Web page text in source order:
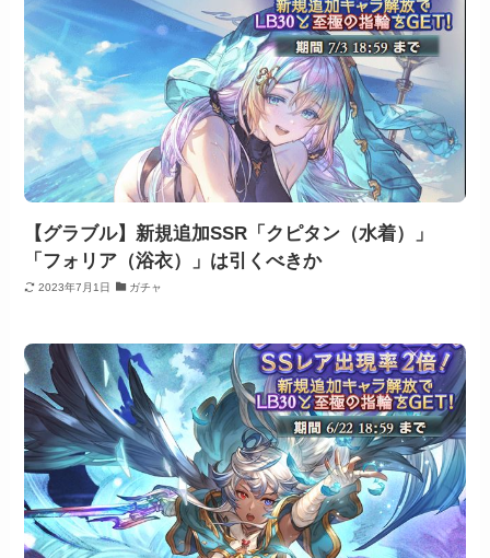
【グラブル】新規追加SSR「クピタン（水着）」
「フォリア（浴衣）」は引くべきか
2023年7月1日 ガチャ